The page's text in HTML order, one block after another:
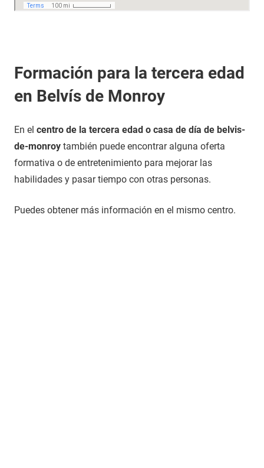
Formación para la tercera edad
en Belvís de Monroy
En el centro de la tercera edad o casa de día de belvis-
de-monroy también puede encontrar alguna oferta
formativa o de entretenimiento para mejorar las
habilidades y pasar tiempo con otras personas.
Puedes obtener más información en el mismo centro.